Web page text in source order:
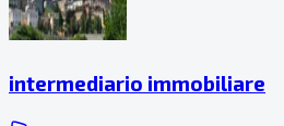
intermediario immobiliare